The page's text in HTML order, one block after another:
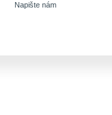
Napište nám